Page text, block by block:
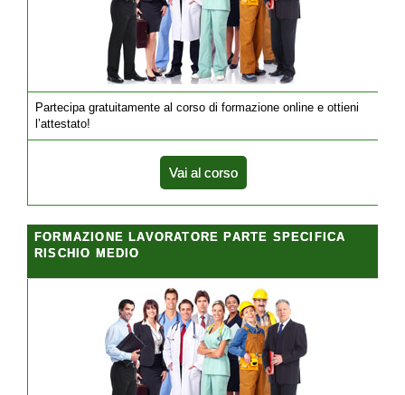
Partecipa gratuitamente al corso di formazione online e ottieni
l’attestato!
Vai al corso
FORMAZIONE LAVORATORE PARTE SPECIFICA
RISCHIO MEDIO